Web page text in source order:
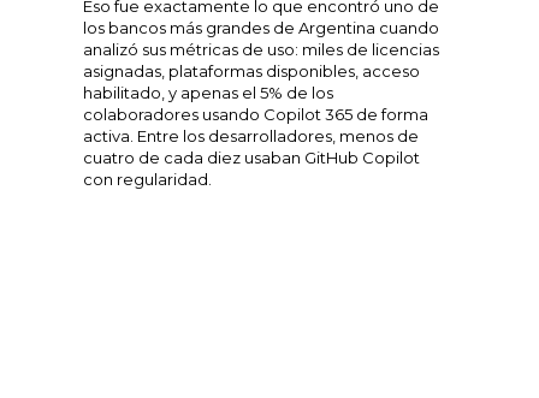
Eso fue exactamente lo que encontró uno de
los bancos más grandes de Argentina cuando
analizó sus métricas de uso: miles de licencias
asignadas, plataformas disponibles, acceso
habilitado, y apenas el 5% de los
colaboradores usando Copilot 365 de forma
activa. Entre los desarrolladores, menos de
cuatro de cada diez usaban GitHub Copilot
con regularidad.